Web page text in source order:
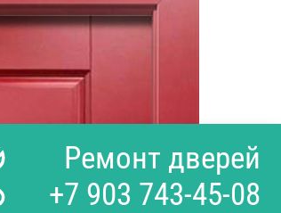
Ремонт дверей
+7 903 743-45-08